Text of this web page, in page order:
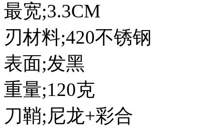
最宽;3.3CM
刃材料;420不锈钢
表面;发黑
重量;120克
刀鞘;尼龙+彩合